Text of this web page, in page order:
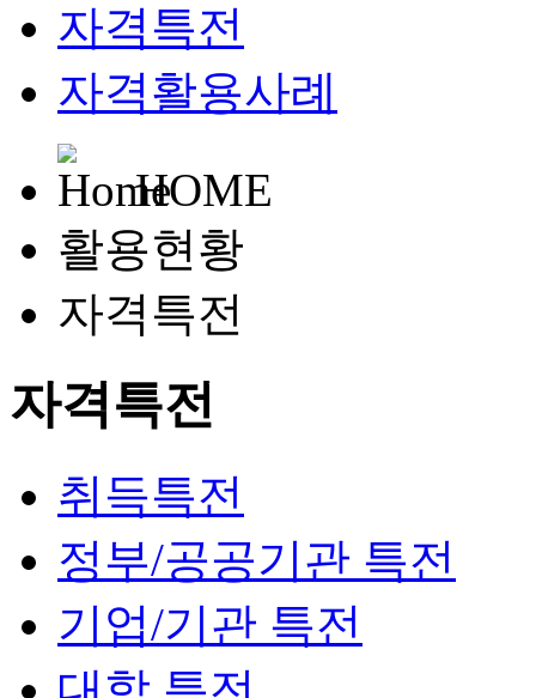
자격특전
자격활용사례
HOME
활용현황
자격특전
자격특전
취득특전
정부/공공기관 특전
기업/기관 특전